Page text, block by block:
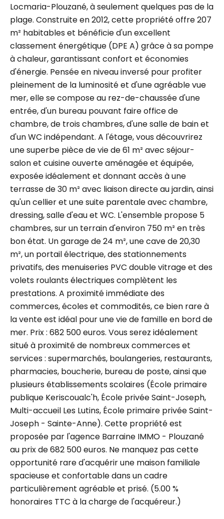
Locmaria-Plouzané, à seulement quelques pas de la
plage. Construite en 2012, cette propriété offre 207
m² habitables et bénéficie d'un excellent
classement énergétique (DPE A) grâce à sa pompe
à chaleur, garantissant confort et économies
d'énergie. Pensée en niveau inversé pour profiter
pleinement de la luminosité et d'une agréable vue
mer, elle se compose au rez-de-chaussée d'une
entrée, d'un bureau pouvant faire office de
chambre, de trois chambres, d'une salle de bain et
d'un WC indépendant. A l'étage, vous découvrirez
une superbe pièce de vie de 61 m² avec séjour-
salon et cuisine ouverte aménagée et équipée,
exposée idéalement et donnant accès à une
terrasse de 30 m² avec liaison directe au jardin, ainsi
qu'un cellier et une suite parentale avec chambre,
dressing, salle d'eau et WC. L'ensemble propose 5
chambres, sur un terrain d'environ 750 m² en très
bon état. Un garage de 24 m², une cave de 20,30
m², un portail électrique, des stationnements
privatifs, des menuiseries PVC double vitrage et des
volets roulants électriques complètent les
prestations. A proximité immédiate des
commerces, écoles et commodités, ce bien rare à
la vente est idéal pour une vie de famille en bord de
mer. Prix : 682 500 euros. Vous serez idéalement
situé à proximité de nombreux commerces et
services : supermarchés, boulangeries, restaurants,
pharmacies, boucherie, bureau de poste, ainsi que
plusieurs établissements scolaires (École primaire
publique Keriscoualc'h, École privée Saint-Joseph,
Multi-accueil Les Lutins, École primaire privée Saint-
Joseph - Sainte-Anne). Cette propriété est
proposée par l'agence Barraine IMMO - Plouzané
au prix de 682 500 euros. Ne manquez pas cette
opportunité rare d'acquérir une maison familiale
spacieuse et confortable dans un cadre
particulièrement agréable et prisé. (5.00 %
honoraires TTC à la charge de l'acquéreur.)